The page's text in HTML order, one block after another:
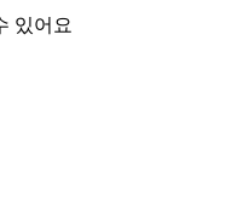
있어요